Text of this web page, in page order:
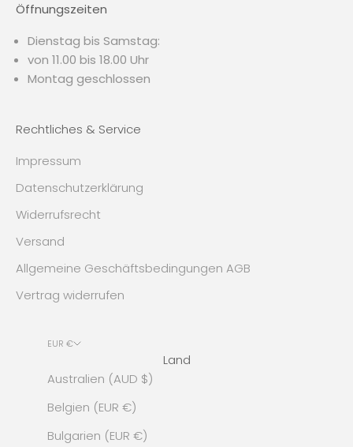
Öffnungszeiten
Dienstag bis Samstag:
von 11.00 bis 18.00 Uhr
Montag geschlossen
Rechtliches & Service
Impressum
Datenschutzerklärung
Widerrufsrecht
Versand
Allgemeine Geschäftsbedingungen AGB
Vertrag widerrufen
EUR €
Land
Australien (AUD $)
Belgien (EUR €)
Bulgarien (EUR €)